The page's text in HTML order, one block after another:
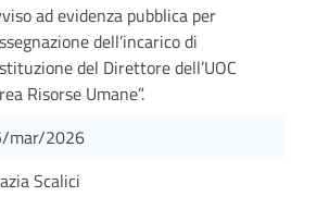
ad evidenza pubblica per
dell’incarico di
del Direttore dell’UOC
Risorse Umane”.
mar/2026
Scalici